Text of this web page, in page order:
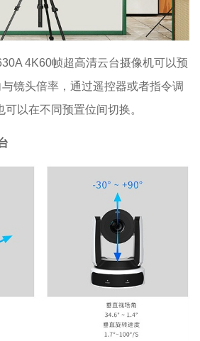
4K60帧超高清云台摄像机可以预
镜头倍率，通过遥控器或者指令调
以在不同预置位间切换。